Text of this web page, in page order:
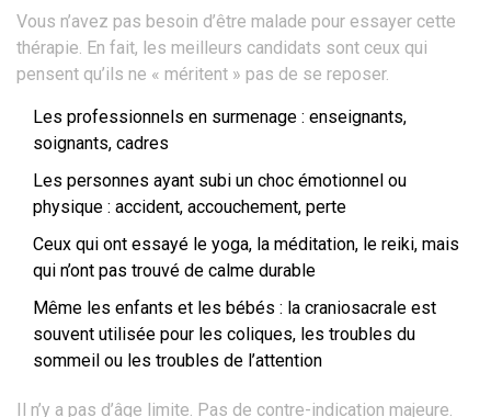
Vous n’avez pas besoin d’être malade pour essayer cette
thérapie. En fait, les meilleurs candidats sont ceux qui
pensent qu’ils ne « méritent » pas de se reposer.
Les professionnels en surmenage : enseignants,
soignants, cadres
Les personnes ayant subi un choc émotionnel ou
physique : accident, accouchement, perte
Ceux qui ont essayé le yoga, la méditation, le reiki, mais
qui n’ont pas trouvé de calme durable
Même les enfants et les bébés : la craniosacrale est
souvent utilisée pour les coliques, les troubles du
sommeil ou les troubles de l’attention
Il n’y a pas d’âge limite. Pas de contre-indication majeure.